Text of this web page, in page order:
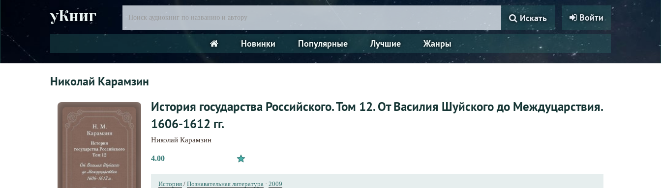
уКниг Войти
Искать
Новинки Популярные Лучшие Жанры
Николай Карамзин
История государства Российского. Том 12. От Василия Шуйского до Междуцарствия.
1606-1612 гг.
Николай Карамзин
4.00
История / Познавательная литература · 2009